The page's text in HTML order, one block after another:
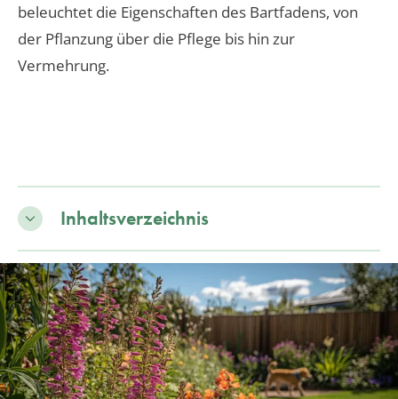
beleuchtet die Eigenschaften des Bartfadens, von
der Pflanzung über die Pflege bis hin zur
Vermehrung.
Inhaltsverzeichnis